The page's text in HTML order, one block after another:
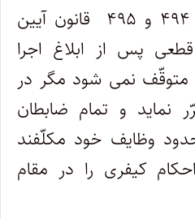
با توجه به مواد ۴۹۰، ۴۹۴ و ۴۹۵ قانون آیین
پس از ابلاغ اجرا
نمی شود مگر در
نماید و تمام ضابطان
وظایف خود مکلّفند
کیفری را در مقام